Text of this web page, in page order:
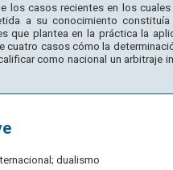
los casos recientes en los
a su conocimiento
que plantea en la práctica la
cuatro casos cómo la
como nacional un arbitraje
dualismo